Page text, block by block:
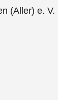
(Aller) e. V.